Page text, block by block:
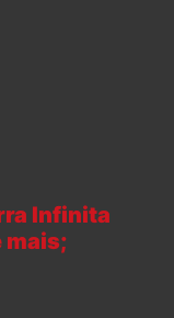
Infinita
mais;